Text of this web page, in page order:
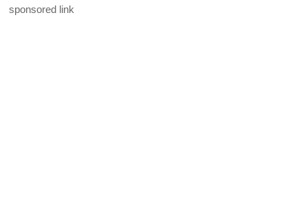
sponsored link